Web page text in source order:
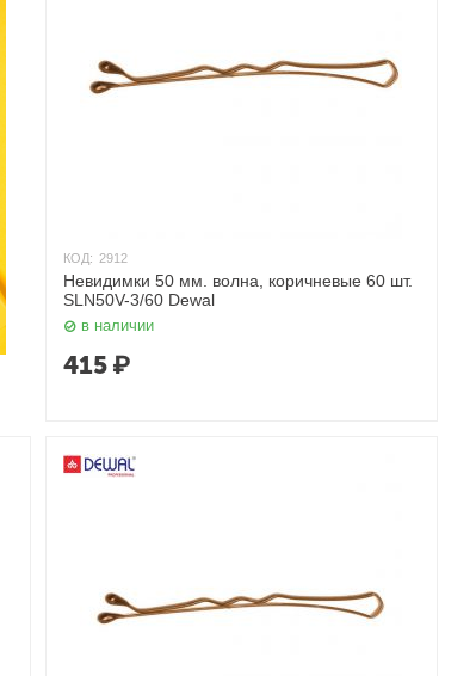
КОД: 2912
Невидимки 50 мм. волна, коричневые 60 шт.
SLN50V-3/60 Dewal
в наличии
415 ₽